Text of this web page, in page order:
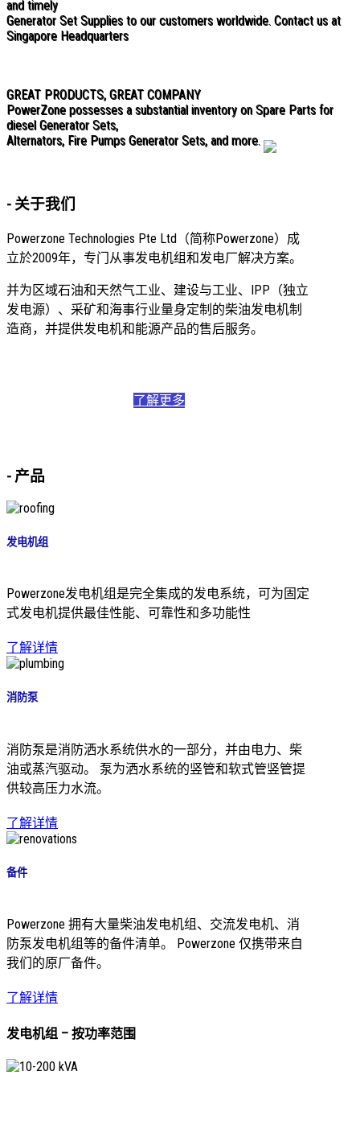
and timely
Generator Set Supplies to our customers worldwide. Contact us at
Singapore Headquarters
GREAT PRODUCTS, GREAT COMPANY
PowerZone possesses a substantial inventory on Spare Parts for
diesel Generator Sets,
Alternators, Fire Pumps Generator Sets, and more.
- 关于我们
Powerzone Technologies Pte Ltd（简称Powerzone）成
立於2009年，专门从事发电机组和发电厂解决方案。
并为区域石油和天然气工业、建设与工业、IPP（独立
发电源）、采矿和海事行业量身定制的柴油发电机制
造商，并提供发电机和能源产品的售后服务。
了解更多
- 产品
发电机组
Powerzone发电机组是完全集成的发电系统，可为固定
式发电机提供最佳性能、可靠性和多功能性
了解详情
消防泵
消防泵是消防洒水系统供水的一部分，并由电力、柴
油或蒸汽驱动。 泵为洒水系统的竖管和软式管竖管提
供较高压力水流。
了解详情
备件
Powerzone 拥有大量柴油发电机组、交流发电机、消
防泵发电机组等的备件清单。 Powerzone 仅携带来自
我们的原厂备件。
了解详情
发电机组 – 按功率范围